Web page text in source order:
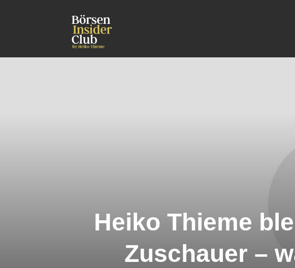
Heiko Thieme
Zuschauer –